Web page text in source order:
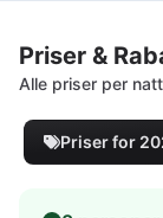
Priser &
Alle priser per natt
Priser for